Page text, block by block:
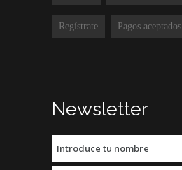
Regístrate Pagos aceptados
Newsletter